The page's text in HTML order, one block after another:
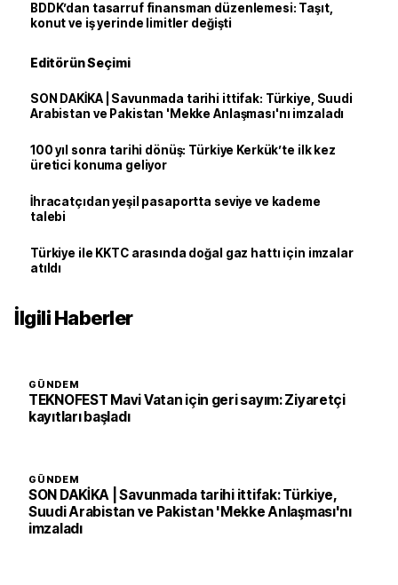
BDDK’dan tasarruf finansman düzenlemesi: Taşıt,
konut ve iş yerinde limitler değişti
Editörün Seçimi
SON DAKİKA | Savunmada tarihi ittifak: Türkiye, Suudi
Arabistan ve Pakistan 'Mekke Anlaşması'nı imzaladı
100 yıl sonra tarihi dönüş: Türkiye Kerkük’te ilk kez
üretici konuma geliyor
İhracatçıdan yeşil pasaportta seviye ve kademe
talebi
Türkiye ile KKTC arasında doğal gaz hattı için imzalar
atıldı
İlgili Haberler
GÜNDEM
TEKNOFEST Mavi Vatan için geri sayım: Ziyaretçi
kayıtları başladı
GÜNDEM
SON DAKİKA | Savunmada tarihi ittifak: Türkiye,
Suudi Arabistan ve Pakistan 'Mekke Anlaşması'nı
imzaladı